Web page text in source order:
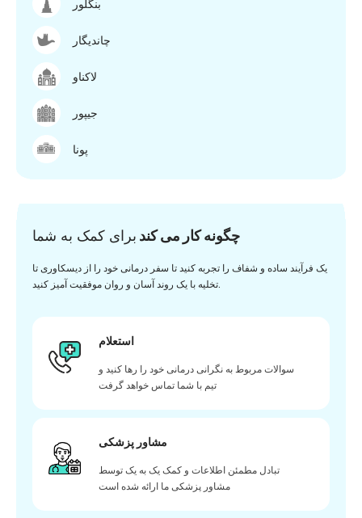
بنگلور
چاندیگار
لاکناو
جیپور
پونا
چگونه کار می کند برای کمک به شما
یک فرآیند ساده و شفاف را تجربه کنید تا سفر درمانی خود را از دیسکاوری تا
تخلیه با یک روند آسان و روان موفقیت آمیز کنید.
استعلام
سوالات مربوط به نگرانی درمانی خود را رها کنید و
تیم با شما تماس خواهد گرفت
مشاور پزشکی
تبادل مطمئن اطلاعات و کمک یک به یک توسط
مشاور پزشکی ما ارائه شده است